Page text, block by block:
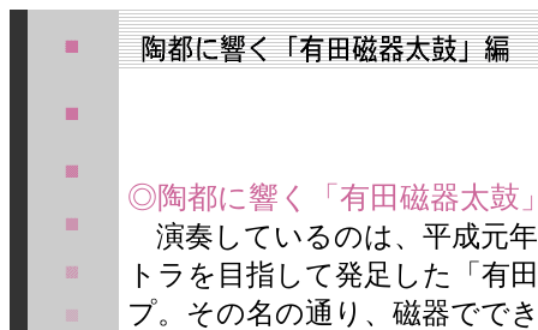
◎陶都に響く「有田磁器太鼓
演奏しているのは、平成元
トラを目指して発足した「有
プ。その名の通り、磁器でで